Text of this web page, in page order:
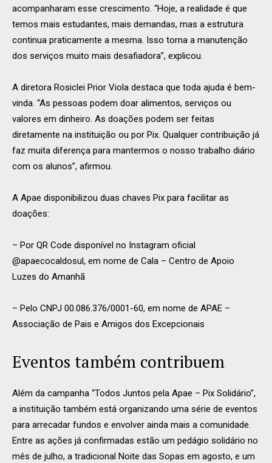
acompanharam esse crescimento. “Hoje, a realidade é que
temos mais estudantes, mais demandas, mas a estrutura
continua praticamente a mesma. Isso torna a manutenção
dos serviços muito mais desafiadora”, explicou.
A diretora Rosiclei Prior Viola destaca que toda ajuda é bem-
vinda. “As pessoas podem doar alimentos, serviços ou
valores em dinheiro. As doações podem ser feitas
diretamente na instituição ou por Pix. Qualquer contribuição já
faz muita diferença para mantermos o nosso trabalho diário
com os alunos”, afirmou.
A Apae disponibilizou duas chaves Pix para facilitar as
doações:
– Por QR Code disponível no Instagram oficial
@apaecocaldosul, em nome de Cala – Centro de Apoio
Luzes do Amanhã
– Pelo CNPJ 00.086.376/0001-60, em nome de APAE –
Associação de Pais e Amigos dos Excepcionais
Eventos também contribuem
Além da campanha “Todos Juntos pela Apae – Pix Solidário”,
a instituição também está organizando uma série de eventos
para arrecadar fundos e envolver ainda mais a comunidade.
Entre as ações já confirmadas estão um pedágio solidário no
mês de julho, a tradicional Noite das Sopas em agosto, e um